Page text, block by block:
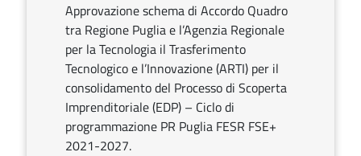
Approvazione schema di Accordo Quadro
tra Regione Puglia e l’Agenzia Regionale
per la Tecnologia il Trasferimento
Tecnologico e l’Innovazione (ARTI) per il
consolidamento del Processo di Scoperta
Imprenditoriale (EDP) – Ciclo di
programmazione PR Puglia FESR FSE+
2021-2027.